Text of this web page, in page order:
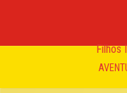
Filhos